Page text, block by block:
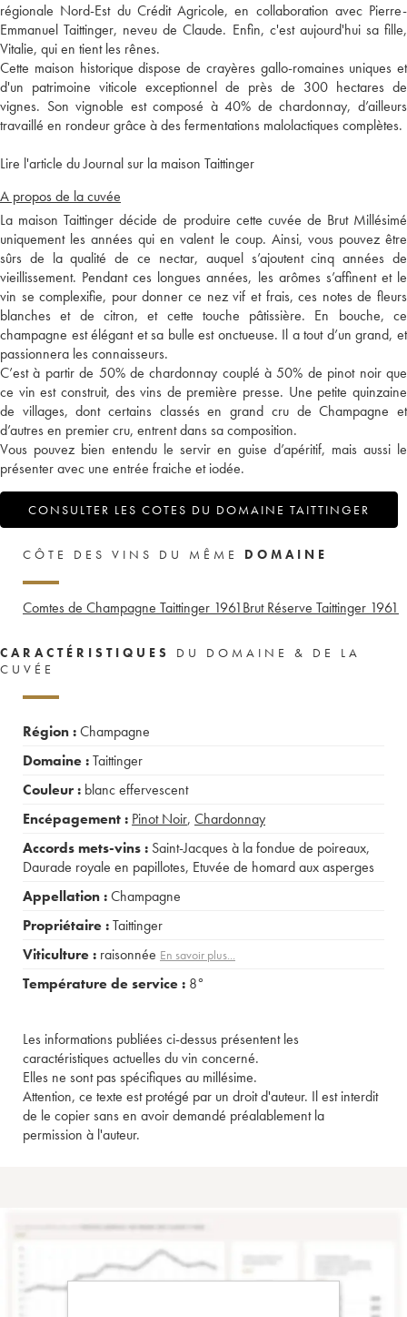
régionale Nord-Est du Crédit Agricole, en collaboration avec Pierre-
Emmanuel Taittinger, neveu de Claude. Enfin, c'est aujourd'hui sa fille,
Vitalie, qui en tient les rênes.
Cette maison historique dispose de crayères gallo-romaines uniques et
d'un patrimoine viticole exceptionnel de près de 300 hectares de
vignes. Son vignoble est composé à 40% de chardonnay, d’ailleurs
travaillé en rondeur grâce à des fermentations malolactiques complètes.
Lire l'article du Journal sur la maison Taittinger
A propos de la cuvée
La maison Taittinger décide de produire cette cuvée de Brut Millésimé
uniquement les années qui en valent le coup. Ainsi, vous pouvez être
sûrs de la qualité de ce nectar, auquel s’ajoutent cinq années de
vieillissement. Pendant ces longues années, les arômes s’affinent et le
vin se complexifie, pour donner ce nez vif et frais, ces notes de fleurs
blanches et de citron, et cette touche pâtissière. En bouche, ce
champagne est élégant et sa bulle est onctueuse. Il a tout d’un grand, et
passionnera les connaisseurs.
C’est à partir de 50% de chardonnay couplé à 50% de pinot noir que
ce vin est construit, des vins de première presse. Une petite quinzaine
de villages, dont certains classés en grand cru de Champagne et
d’autres en premier cru, entrent dans sa composition.
Vous pouvez bien entendu le servir en guise d’apéritif, mais aussi le
présenter avec une entrée fraiche et iodée.
CONSULTER LES COTES DU DOMAINE TAITTINGER
CÔTE DES VINS DU MÊME DOMAINE
Comtes de Champagne Taittinger 1961Brut Réserve Taittinger 1961
CARACTÉRISTIQUES
DU DOMAINE & DE LA
CUVÉE
Région :Champagne
Domaine :Taittinger
Couleur : blanc effervescent
Encépagement : Pinot Noir, Chardonnay
Accords mets-vins : Saint-Jacques à la fondue de poireaux,
Daurade royale en papillotes, Etuvée de homard aux asperges
Appellation :Champagne
Propriétaire :Taittinger
Viticulture : raisonnée En savoir plus...
Température de service : 8°
Les informations publiées ci-dessus présentent les
caractéristiques actuelles du vin concerné.
Elles ne sont pas spécifiques au millésime.
Attention, ce texte est protégé par un droit d'auteur. Il est interdit
de le copier sans en avoir demandé préalablement la
permission à l'auteur.